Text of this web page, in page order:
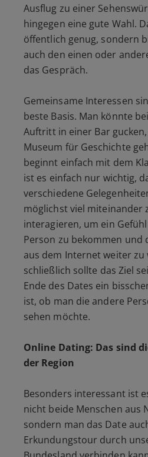
Ausflug zu einer
hingegen eine gute Wahl.
öffentlich genug, sondern
auch den einen oder
das Gespräch.
Gemeinsame Interessen
beste Basis. Man könnte
Auftritt in einer Bar
Museum für Geschichte
beginnt einfach mit dem
ist es einfach nur wichtig,
verschiedene
möglichst viel miteinander
interagieren, um ein
Person zu bekommen und
aus dem Internet weiter zu
schließlich sollte das Ziel
Ende des Dates ein
ist, ob man die andere
sehen möchte.
Online Dating: Das sind
der Region
Besonders interessant ist
nicht beide Menschen aus
sondern man das Date
Erkundungstour durch